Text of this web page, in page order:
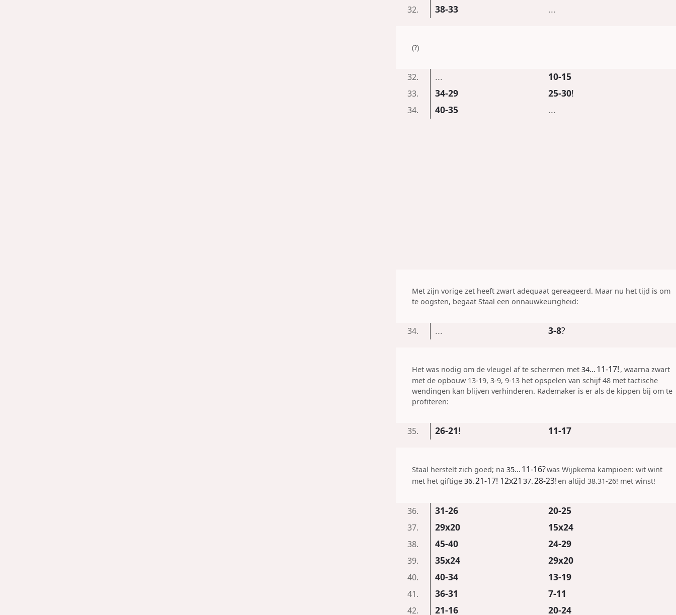
32. 38-33 ...
(?)
32. ... 10-15
33. 34-29 25-30!
34. 40-35 ...
Met zijn vorige zet heeft zwart adequaat gereageerd. Maar nu het tijd is om
te oogsten, begaat Staal een onnauwkeurigheid:
34. ... 3-8?
Het was nodig om de vleugel af te schermen met34... 11-17! , waarna zwart
met de opbouw 13-19, 3-9, 9-13 het opspelen van schijf 48 met tactische
wendingen kan blijven verhinderen. Rademaker is er als de kippen bij om te
profiteren:
35. 26-21! 11-17
Staal herstelt zich goed; na35... 11-16?was Wijpkema kampioen: wit wint
met het giftige36.21-17! 12x21 37.28-23!en altijd 38.31-26! met winst!
36. 31-26 20-25
37. 29x20 15x24
38. 45-40 24-29
39. 35x24 29x20
40. 40-34 13-19
41. 36-31 7-11
42. 21-16 20-24